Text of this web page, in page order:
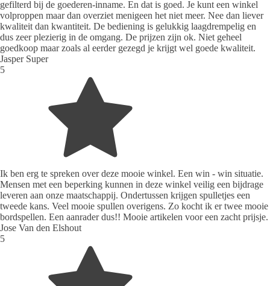
gefilterd bij de goederen-inname. En dat is goed. Je kunt een winkel
volproppen maar dan overziet menigeen het niet meer. Nee dan liever
kwaliteit dan kwantiteit. De bediening is gelukkig laagdrempelig en
dus zeer plezierig in de omgang. De prijzen zijn ok. Niet geheel
goedkoop maar zoals al eerder gezegd je krijgt wel goede kwaliteit.
Jasper Super
5
Ik ben erg te spreken over deze mooie winkel. Een win - win situatie.
Mensen met een beperking kunnen in deze winkel veilig een bijdrage
leveren aan onze maatschappij. Ondertussen krijgen spulletjes een
tweede kans. Veel mooie spullen overigens. Zo kocht ik er twee mooie
bordspellen. Een aanrader dus!! Mooie artikelen voor een zacht prijsje.
Jose Van den Elshout
5